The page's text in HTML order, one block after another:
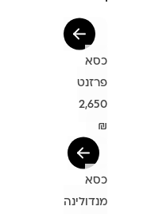
כסא
פרזנט
2,650
₪
כסא
מנדולינה